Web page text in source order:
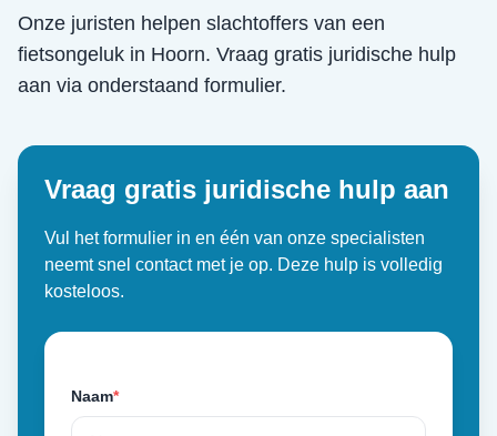
Onze juristen helpen slachtoffers van een
fietsongeluk in Hoorn. Vraag gratis juridische hulp
aan via onderstaand formulier.
Vraag gratis juridische hulp aan
Vul het formulier in en één van onze specialisten
neemt snel contact met je op. Deze hulp is volledig
kosteloos.
Naam*